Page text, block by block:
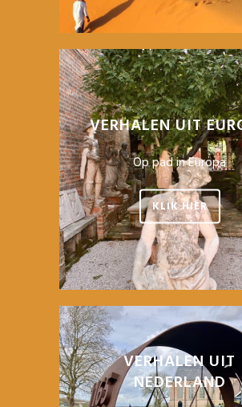
VERHALEN UIT
Op pad in Europa
KLIK HIER
VERHALEN UIT
NEDERLAND